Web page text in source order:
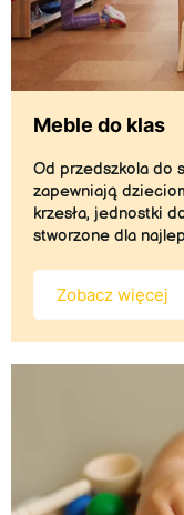
Meble do klas
Od przedszkola do
zapewniają
krzesła, jednostki
stworzone dla
Zobacz więcej